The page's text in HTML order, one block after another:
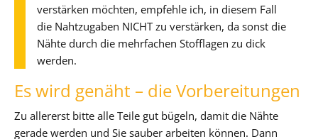
verstärken möchten, empfehle ich, in diesem Fall
die Nahtzugaben NICHT zu verstärken, da sonst die
Nähte durch die mehrfachen Stofflagen zu dick
werden.
Es wird genäht – die Vorbereitungen
Zu allererst bitte alle Teile gut bügeln, damit die Nähte
gerade werden und Sie sauber arbeiten können. Dann